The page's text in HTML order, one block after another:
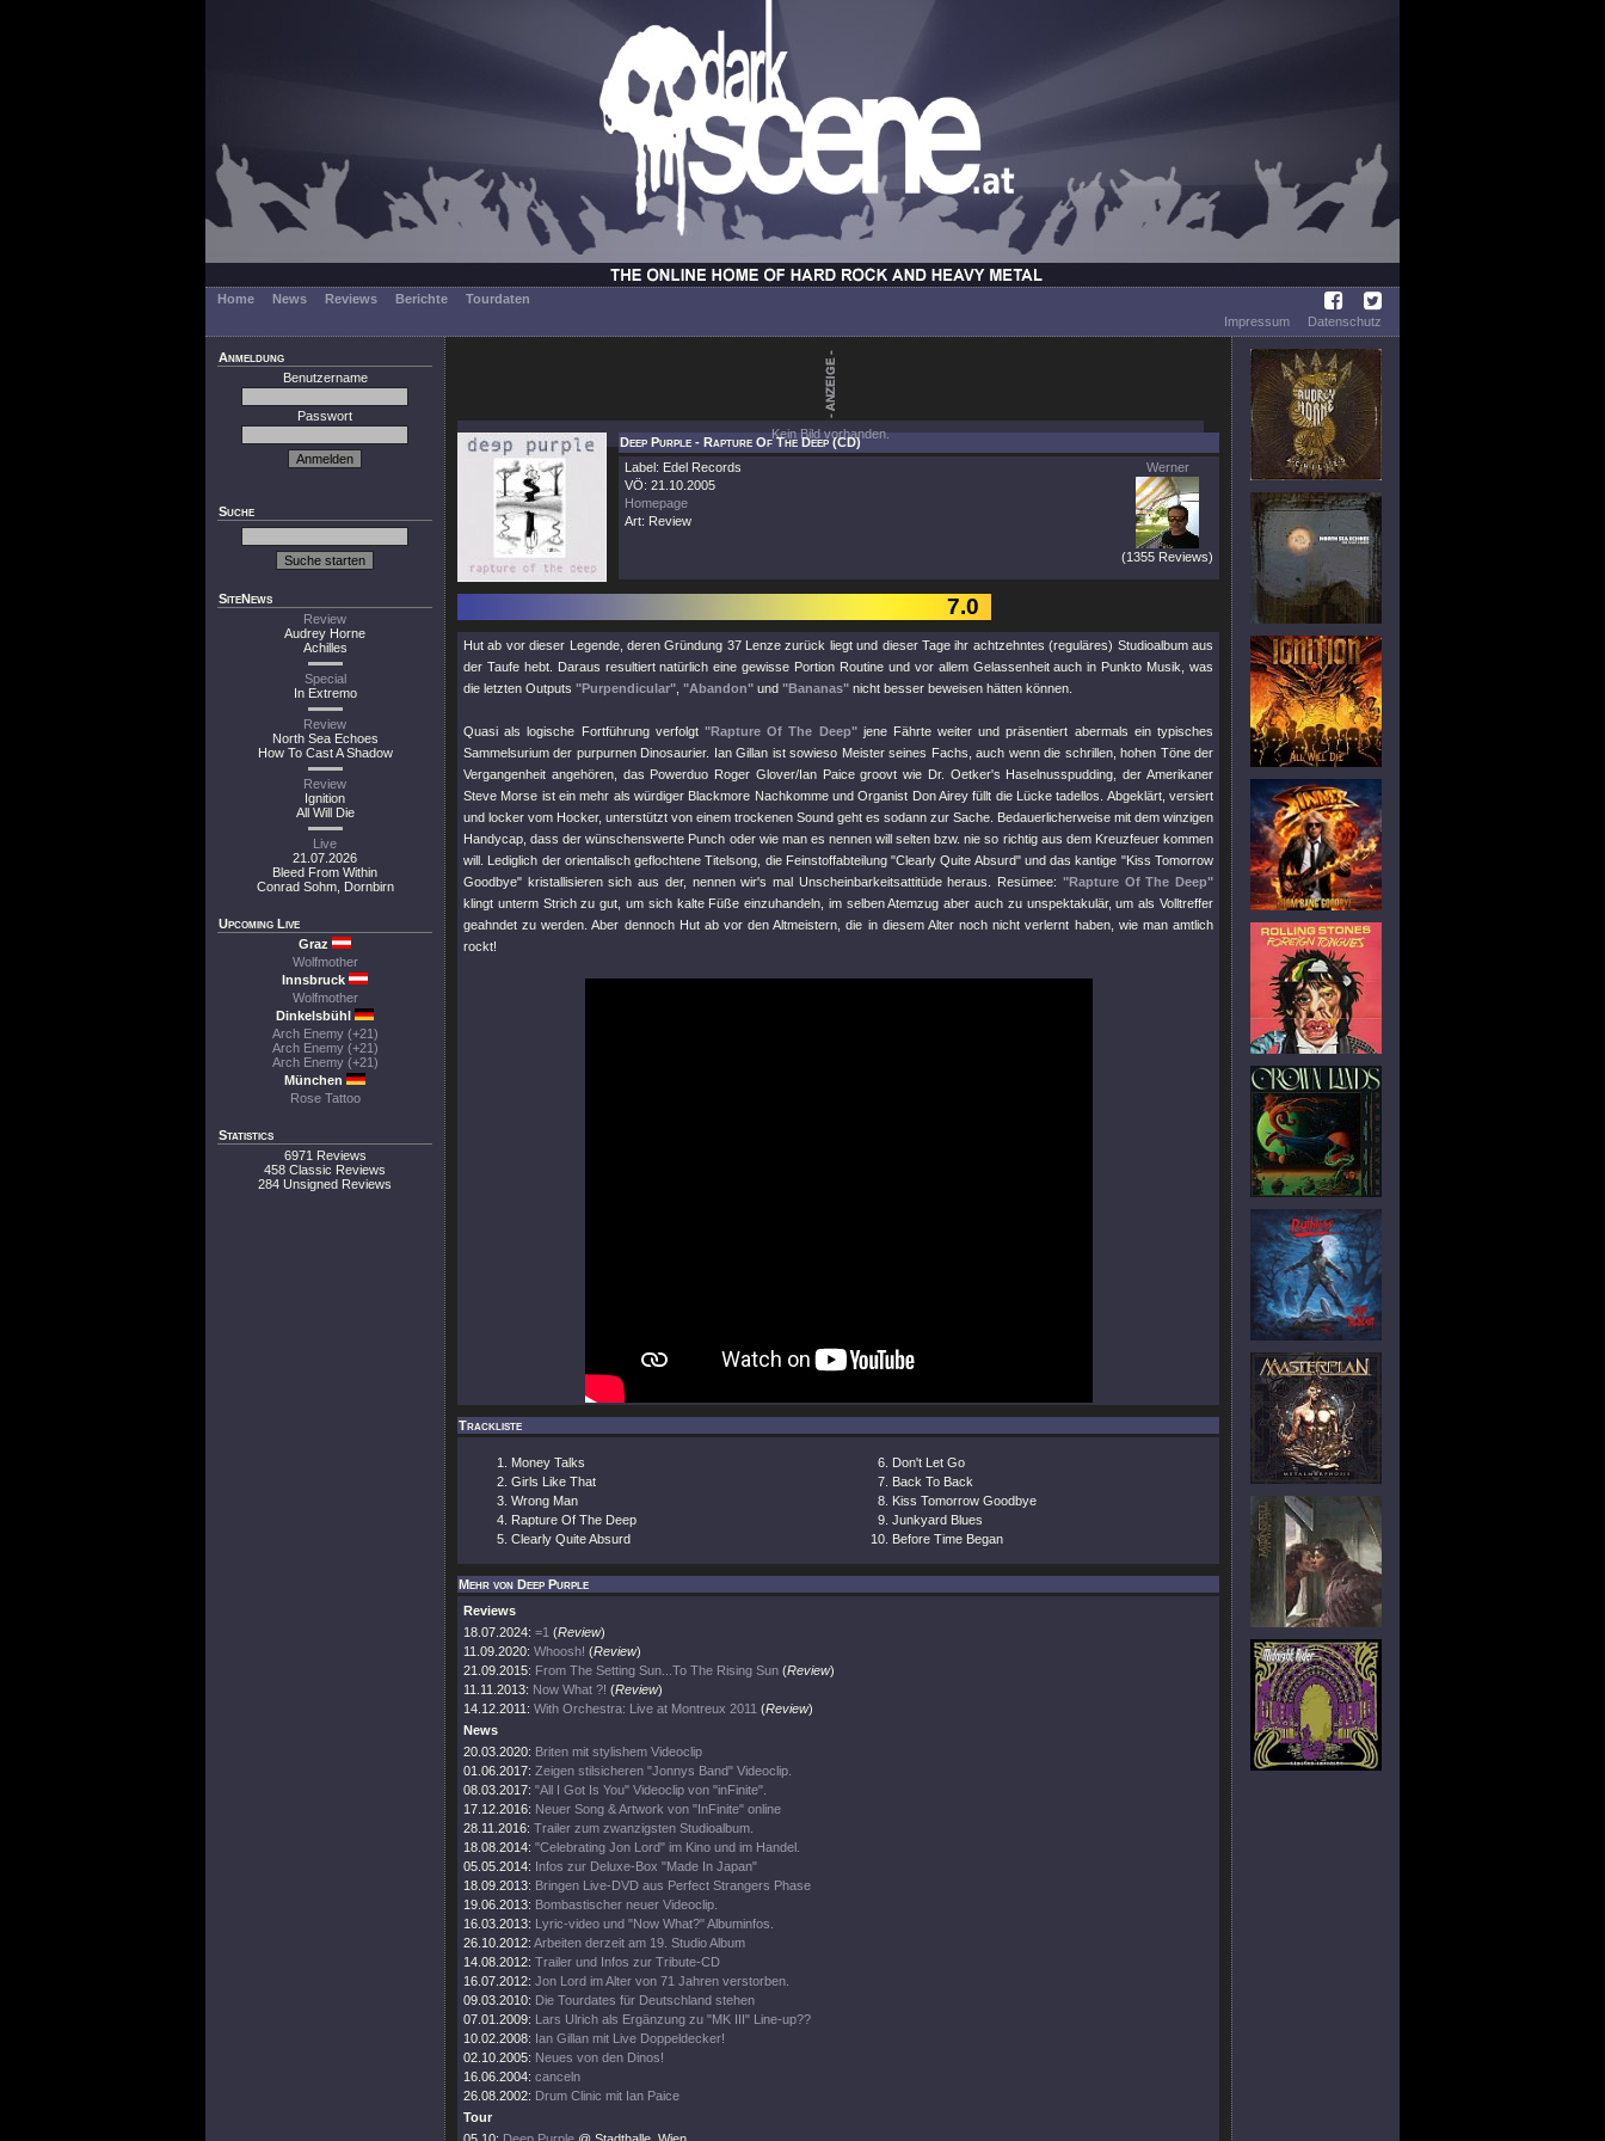
Home News Reviews Berichte
Tourdaten
Impressum
Datenschutz
Anmeldung
Benutzername
Passwort
Suche
SiteNews
Review
Audrey Horne
Achilles
Special
In Extremo
Review
North Sea Echoes
How To Cast A Shadow
Review
Ignition
All Will Die
Live
21.07.2026
Bleed From Within
Conrad Sohm, Dornbirn
Upcoming Live
Graz
Wolfmother
Innsbruck
Wolfmother
Dinkelsbühl
Arch Enemy (+21)
Arch Enemy (+21)
Arch Enemy (+21)
München
Rose Tattoo
Statistics
6971 Reviews
458 Classic Reviews
284 Unsigned Reviews
Kein Bild vorhanden.
Deep Purple - Rapture Of The Deep (CD)
Label: Edel Records
VÖ: 21.10.2005
Homepage
Art: Review
Werner
(1355 Reviews)
7.0
Hut ab vor dieser Legende, deren Gründung 37 Lenze zurück liegt und dieser Tage ihr achtzehntes (reguläres) Studioalbum aus
der Taufe hebt. Daraus resultiert natürlich eine gewisse Portion Routine und vor allem Gelassenheit auch in Punkto Musik, was
die letzten Outputs "Purpendicular" "Abandon" und "Bananas" nicht besser beweisen hätten können.
Quasi als logische Fortführung verfolgt "Rapture Of The Deep"jene Fährte weiter und präsentiert abermals ein typisches
Sammelsurium der purpurnen Dinosaurier. Ian Gillan ist sowieso Meister seines Fachs, auch wenn die schrillen, hohen Töne der
Vergangenheit angehören, das Powerduo Roger Glover/Ian Paice groovt wie Dr. Oetker's Haselnusspudding, der Amerikaner
Steve Morse ist ein mehr als würdiger Blackmore Nachkomme und Organist Don Airey füllt die Lücke tadellos. Abgeklärt, versiert
und locker vom Hocker, unterstützt von einem trockenen Sound geht es sodann zur Sache. Bedauerlicherweise mit dem winzigen
Handycap, dass der wünschenswerte Punch oder wie man es nennen will selten bzw. nie so richtig aus dem Kreuzfeuer kommen
will. Lediglich der orientalisch geflochtene Titelsong, die Feinstoffabteilung"Clearly Quite Absurd"und das kantige "Kiss Tomorrow
Goodbye" kristallisieren sich aus der, nennen wir's mal Unscheinbarkeitsattitüde heraus. Resümee: "Rapture Of The Deep"
klingt unterm Strich zu gut, um sich kalte Füße einzuhandeln, im selben Atemzug aber auch zu unspektakulär, um als Volltreffer
geahndet zu werden. Aber dennoch Hut ab vor den Altmeistern, die in diesem Alter noch nicht verlernt haben, wie man amtlich
rockt!
Trackliste
Money Talks
Girls Like That
Wrong Man
Rapture Of The Deep
Clearly Quite Absurd
Don't Let Go
Back To Back
Kiss Tomorrow Goodbye
Junkyard Blues
Before Time Began
Mehr von Deep Purple
Reviews
18.07.2024: =1 (Review)
11.09.2020: Whoosh! (Review)
21.09.2015: From The Setting Sun...To The Rising Sun (Review)
11.11.2013: Now What ?! (Review)
14.12.2011: With Orchestra: Live at Montreux 2011 (Review)
News
20.03.2020: Briten mit stylishem Videoclip
01.06.2017: Zeigen stilsicheren "Jonnys Band" Videoclip.
08.03.2017: "All I Got Is You" Videoclip von "inFinite".
17.12.2016: Neuer Song & Artwork von "InFinite" online
28.11.2016: Trailer zum zwanzigsten Studioalbum.
18.08.2014: "Celebrating Jon Lord" im Kino und im Handel.
05.05.2014: Infos zur Deluxe-Box "Made In Japan"
18.09.2013: Bringen Live-DVD aus Perfect Strangers Phase
19.06.2013: Bombastischer neuer Videoclip.
16.03.2013: Lyric-video und "Now What?" Albuminfos.
26.10.2012: Arbeiten derzeit am 19. Studio Album
14.08.2012: Trailer und Infos zur Tribute-CD
16.07.2012: Jon Lord im Alter von 71 Jahren verstorben.
09.03.2010: Die Tourdates für Deutschland stehen
07.01.2009: Lars Ulrich als Ergänzung zu "MK III" Line-up??
10.02.2008: Ian Gillan mit Live Doppeldecker!
02.10.2005: Neues von den Dinos!
16.06.2004: canceln
26.08.2002: Drum Clinic mit Ian Paice
Tour